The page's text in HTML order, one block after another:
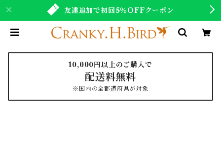
友達追加で初回5％OFFクーポン
10,000円以上のご購入で
配送料無料
※国内の全都道府県が対象